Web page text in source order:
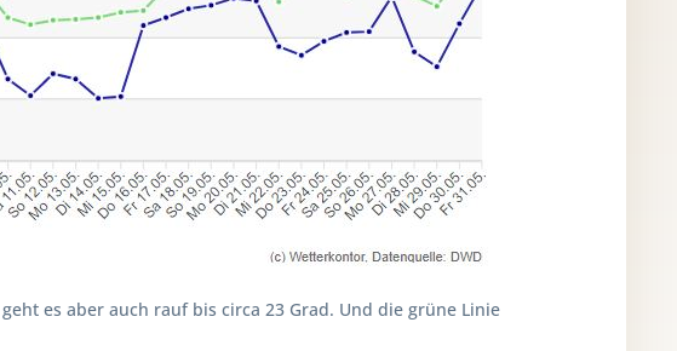
es aber auch rauf bis circa 23 Grad. Und die grüne Linie